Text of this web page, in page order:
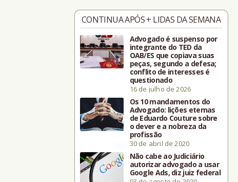
CONTINUA APÓS + LIDAS DA SEMANA
Advogado é suspenso por
integrante do TED da
OAB/ES que copiava suas
peças, segundo a defesa;
conflito de interesses é
questionado
16 de julho de 2026
Os 10 mandamentos do
Advogado: lições eternas
de Eduardo Couture sobre
o dever e a nobreza da
profissão
30 de abril de 2020
Não cabe ao Judiciário
autorizar advogado a usar
Google Ads, diz juiz federal